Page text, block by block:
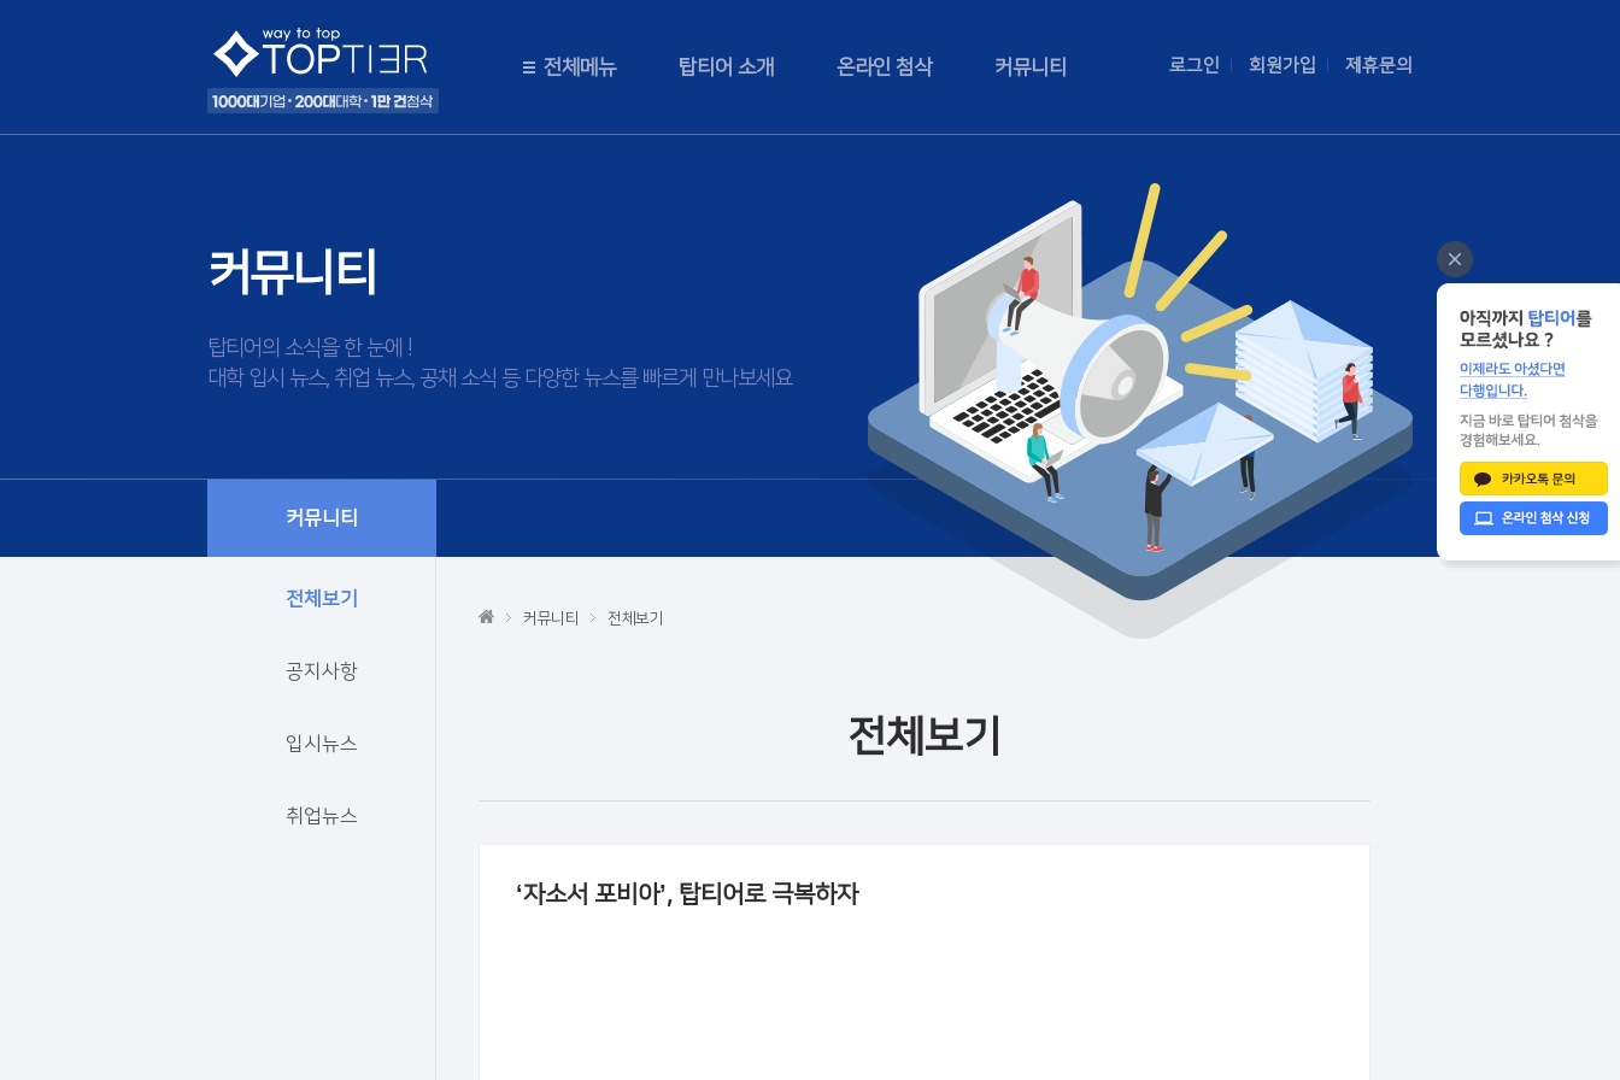
전체메뉴 탑티어 소개 온라인 첨삭 커뮤니티 로그인 회원가입 제휴문의
커뮤니티
탑티어의 소식을 한 눈에 !
대학 입시 뉴스, 취업 뉴스, 공채 소식 등 다양한 뉴스를 빠르게 만나보세요
커뮤니티
전체보기
공지사항
입시뉴스
취업뉴스
커뮤니티 전체보기
전체보기
‘자소서 포비아’, 탑티어로 극복하자